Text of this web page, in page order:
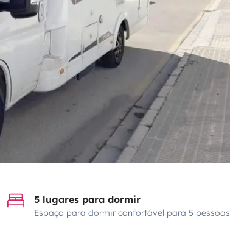
5 lugares para dormir
Espaço para dormir confortável para 5 pessoas